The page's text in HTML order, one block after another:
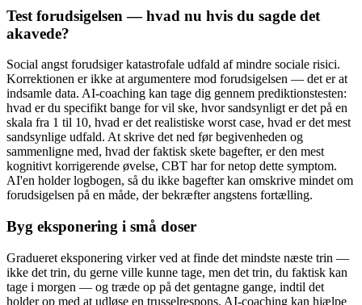
Test forudsigelsen — hvad nu hvis du sagde det
akavede?
Social angst forudsiger katastrofale udfald af mindre sociale risici.
Korrektionen er ikke at argumentere mod forudsigelsen — det er at
indsamle data. AI-coaching kan tage dig gennem prediktionstesten:
hvad er du specifikt bange for vil ske, hvor sandsynligt er det på en
skala fra 1 til 10, hvad er det realistiske worst case, hvad er det mest
sandsynlige udfald. At skrive det ned før begivenheden og
sammenligne med, hvad der faktisk skete bagefter, er den mest
kognitivt korrigerende øvelse, CBT har for netop dette symptom.
AI'en holder logbogen, så du ikke bagefter kan omskrive mindet om
forudsigelsen på en måde, der bekræfter angstens fortælling.
Byg eksponering i små doser
Gradueret eksponering virker ved at finde det mindste næste trin —
ikke det trin, du gerne ville kunne tage, men det trin, du faktisk kan
tage i morgen — og træde op på det gentagne gange, indtil det
holder op med at udløse en trusselrespons. AI-coaching kan hjælpe